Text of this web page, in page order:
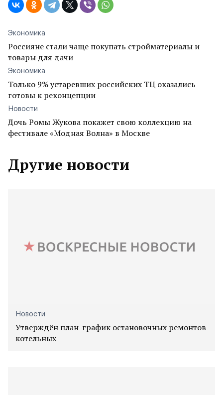
Экономика
Россияне стали чаще покупать стройматериалы и
товары для дачи
Экономика
Только 9% устаревших российских ТЦ оказались
готовы к реконцепции
Новости
Дочь Ромы Жукова покажет свою коллекцию на
фестивале «Модная Волна» в Москве
Другие новости
Новости
Утверждён план-график остановочных ремонтов
котельных